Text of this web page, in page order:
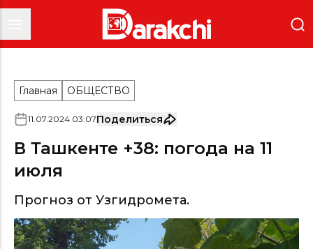
Главная ОБЩЕСТВО
11.07.2024 03:07Поделиться
В Ташкенте +38: погода на 11
июля
Прогноз от Узгидромета.